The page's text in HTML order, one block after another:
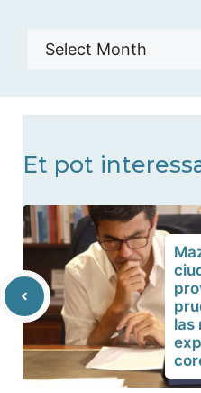
Histórico
Et pot
las